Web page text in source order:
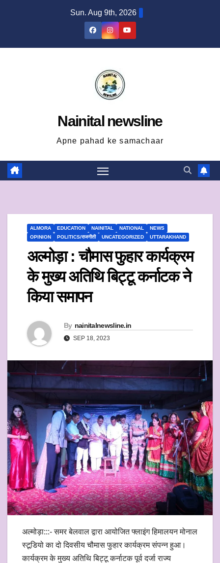
Sun. Aug 9th, 2026
Nainital newsline
Apne pahad ke samachaar
ALMORA EDUCATION NAINITAL NATIONAL
NEWS
OPINION
POLITICS/राजनीती UNCATEGORIZED UTTARAKHAND
अल्मोड़ा : चौमास फुहार कार्यक्रम
के मुख्य अतिथि बिट्टू कर्नाटक ने
किया समापन
By nainitalnewsline.in
SEP 18, 2023
अल्मोड़ा:::- समर बेलवाल द्वारा आयोजित फ्लाइंग हिमालयन मोनाल
स्टूडियो का दो दिवसीय चौमास फुहार कार्यक्रम संपन्न हुआ।
कार्यक्रम के मुख्य अतिथि बिट्टू कर्नाटक पूर्व दर्जा राज्य